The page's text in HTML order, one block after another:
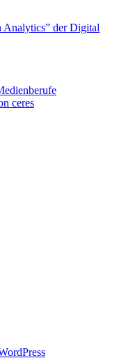
Analytics” der Digital
ceres